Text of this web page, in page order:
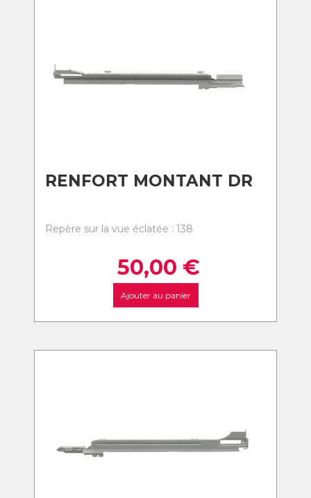
RENFORT MONTANT DR
Repère sur la vue éclatée : 138
50,00 €
Ajouter au panier